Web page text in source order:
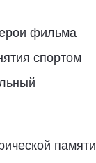
фильма
спортом
памяти